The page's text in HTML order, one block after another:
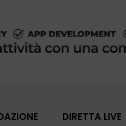
DIRETTA LIVE